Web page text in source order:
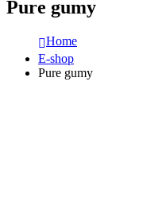
Pure gumy
Home
E-shop
Pure gumy